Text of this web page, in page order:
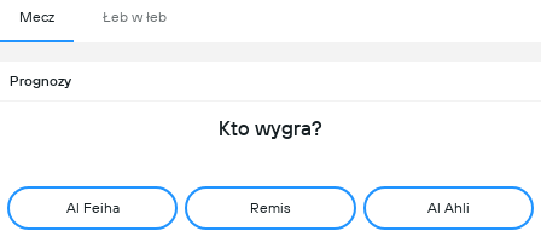
Mecz Łeb w łeb
Prognozy
Kto wygra?
Al Feiha Remis Al Ahli